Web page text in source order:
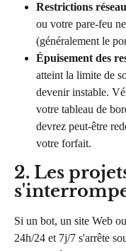
Restrictions
ou votre pare-feu
(généralement le
Épuisement des
atteint la limite de
devenir instable.
votre tableau de
devrez peut-être
votre forfait.
2. Les
Si un bot, un site Web
24h/24 et 7j/7 s'arrête